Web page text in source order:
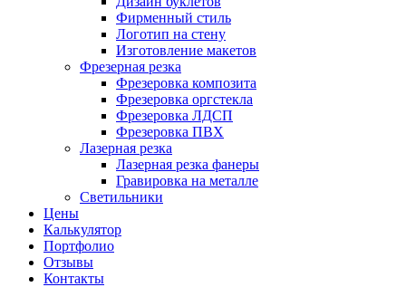
Фирменный стиль
Логотип на стену
Изготовление макетов
Фрезерная резка
Фрезеровка композита
Фрезеровка оргстекла
Фрезеровка ЛДСП
Фрезеровка ПВХ
Лазерная резка
Лазерная резка фанеры
Гравировка на металле
Светильники
Цены
Калькулятор
Портфолио
Отзывы
Контакты